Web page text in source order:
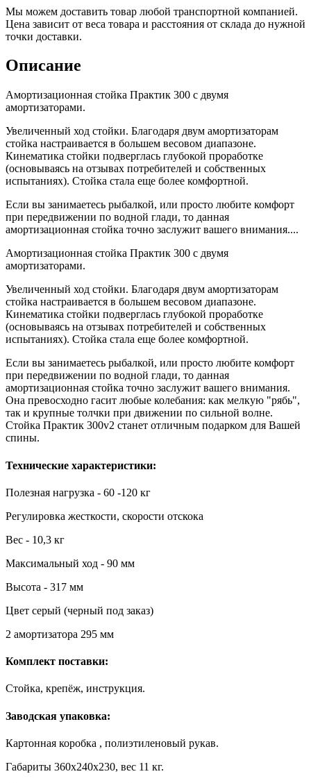
Мы можем доставить товар любой транспортной компанией.
Цена зависит от веса товара и расстояния от склада до нужной
точки доставки.
Описание
Амортизационная стойка Практик 300 с двумя
амортизаторами.
Увеличенный ход стойки. Благодаря двум амортизаторам
стойка настраивается в большем весовом диапазоне.
Кинематика стойки подверглась глубокой проработке
(основываясь на отзывах потребителей и собственных
испытаниях). Стойка стала еще более комфортной.
Если вы занимаетесь рыбалкой, или просто любите комфорт
при передвижении по водной глади, то данная
амортизационная стойка точно заслужит вашего внимания....
Амортизационная стойка Практик 300 с двумя
амортизаторами.
Увеличенный ход стойки. Благодаря двум амортизаторам
стойка настраивается в большем весовом диапазоне.
Кинематика стойки подверглась глубокой проработке
(основываясь на отзывах потребителей и собственных
испытаниях). Стойка стала еще более комфортной.
Если вы занимаетесь рыбалкой, или просто любите комфорт
при передвижении по водной глади, то данная
амортизационная стойка точно заслужит вашего внимания.
Она превосходно гасит любые колебания: как мелкую "рябь",
так и крупные толчки при движении по сильной волне.
Стойка Практик 300v2 станет отличным подарком для Вашей
спины.
Технические характеристики:
Полезная нагрузка - 60 -120 кг
Регулировка жесткости, скорости отскока
Вес - 10,3 кг
Максимальный ход - 90 мм
Высота - 317 мм
Цвет серый (черный под заказ)
2 амортизатора 295 мм
Комплект поставки:
Стойка, крепёж, инструкция.
Заводская упаковка:
Картонная коробка , полиэтиленовый рукав.
Габариты 360х240х230, вес 11 кг.